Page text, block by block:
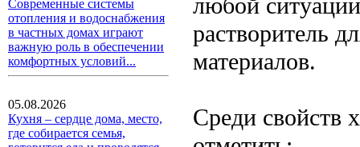
Современные системы
отопления и водоснабжения
в частных домах играют
важную роль в обеспечении
комфортных условий...
05.08.2026
Кухня – сердце дома, место,
где собирается семья,
любой
растворитель
материалов.
Среди свойств